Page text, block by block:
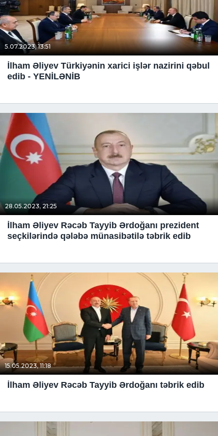
5.07.2023, 13:51
İlham Əliyev Türkiyənin xarici işlər nazirini qəbul
edib - YENİLƏNİB
28.05.2023, 21:25
İlham Əliyev Rəcəb Tayyib Ərdoğanı prezident
seçkilərində qələbə münasibətilə təbrik edib
15.05.2023, 11:18
İlham Əliyev Rəcəb Tayyib Ərdoğanı təbrik edib